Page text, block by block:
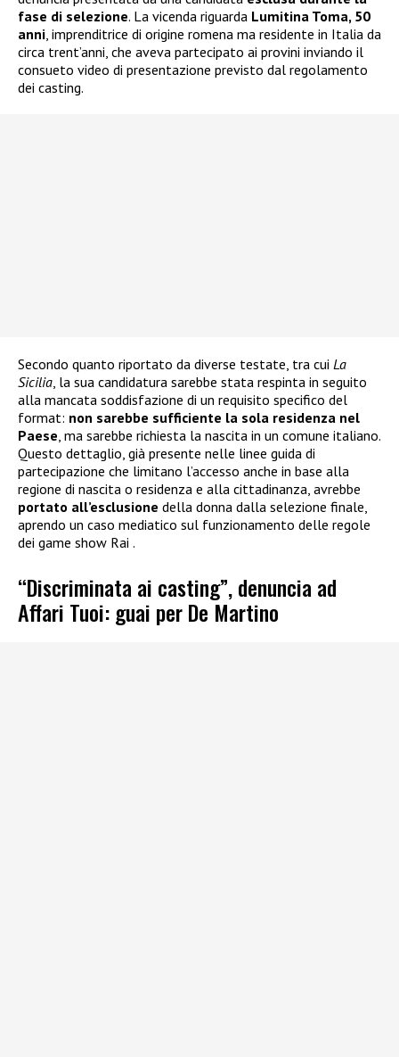
fase di selezione. La vicenda riguarda Lumitina Toma, 50
anni , imprenditrice di origine romena ma residente in Italia da
circa trent’anni, che aveva partecipato ai provini inviando il
consueto video di presentazione previsto dal regolamento
dei casting.
Secondo quanto riportato da diverse testate, tra cui La
Sicilia , la sua candidatura sarebbe stata respinta in seguito
alla mancata soddisfazione di un requisito specifico del
format: non sarebbe sufficiente la sola residenza nel
Paese , ma sarebbe richiesta la nascita in un comune italiano.
Questo dettaglio, già presente nelle linee guida di
partecipazione che limitano l’accesso anche in base alla
regione di nascita o residenza e alla cittadinanza, avrebbe
portato all’esclusione della donna dalla selezione finale,
aprendo un caso mediatico sul funzionamento delle regole
dei game show Rai .
“Discriminata ai casting”, denuncia ad
Affari Tuoi: guai per De Martino